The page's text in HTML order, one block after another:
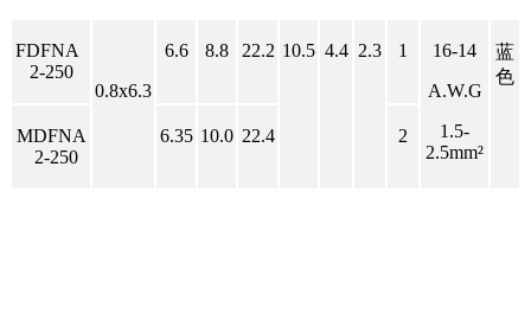
FDFNA
2-250
0.8x6.3
6.6 8.8 22.2 10.5 4.4 2.3 1
16-14
A.W.G
1.5-
2.5mm²
蓝
色
MDFNA
2-250
6.35 10.0 22.4 2